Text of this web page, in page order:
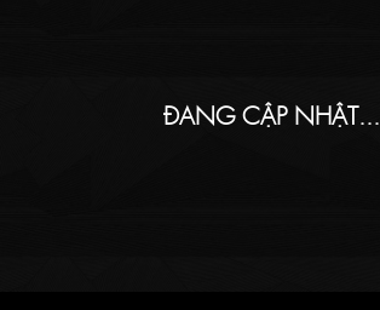
ĐANG CẬP NHẬT...